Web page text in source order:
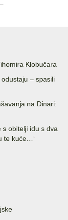
Klobučara
– spasili
na Dinari:
s obitelji idu s dva
te kuće…‘